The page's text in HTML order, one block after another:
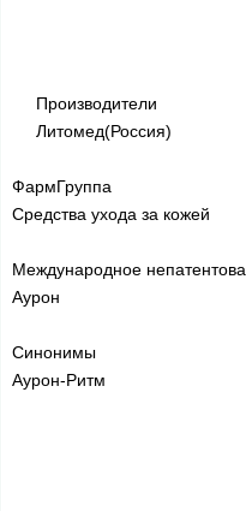
Производители
Литомед(Россия)
ФармГруппа
Средства ухода за кожей
Международное
Аурон
Синонимы
Аурон-Ритм